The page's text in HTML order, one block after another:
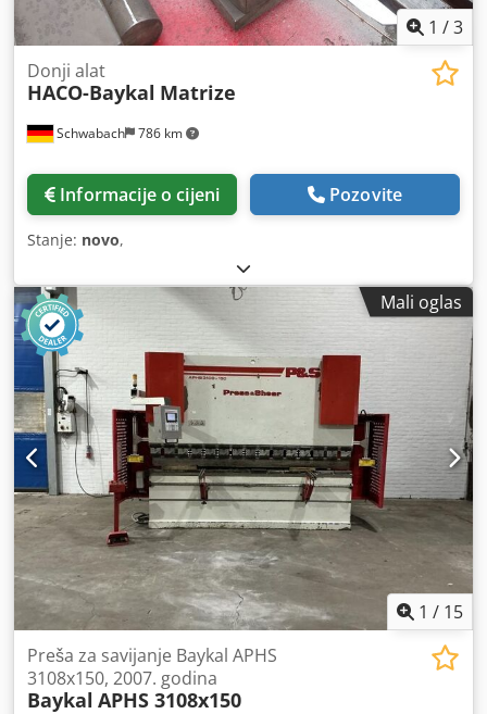
1 /3
Schwabach 786 km
Donji alat
HACO-Baykal Matrize
Informacije o cijeni Pozovite
Stanje: novo,
Mali oglas
1 / 15
Preša za savijanje Baykal APHS
3108x150, 2007. godina
Baykal APHS 3108x150